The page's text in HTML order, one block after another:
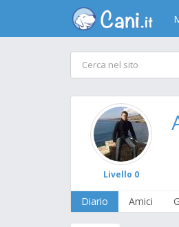
Livello 0
Diario Amici